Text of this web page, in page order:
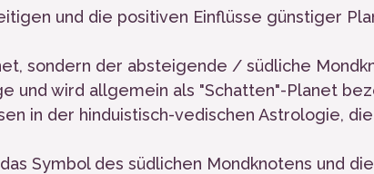
und die positiven Einflüsse günstiger
sondern der absteigende / südliche
und wird allgemein als "Schatten"-Planet
in der hinduistisch-vedischen Astrologie,
Symbol des südlichen Mondknotens und